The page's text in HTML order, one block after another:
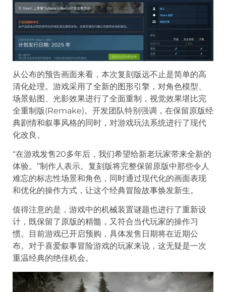
从公布的预告画面来看，本次复刻版远不止是简单的高
清化处理。游戏采用了全新的图形引擎，对角色模型、
场景贴图、光影效果进行了全面重制，视觉效果堪比完
全重制版(Remake)。开发团队特别强调，在保留原版经
典剧情和叙事风格的同时，对游戏玩法系统进行了现代
化改良。
“在游戏发售20多年后，我们希望给新老玩家带来全新的
体验。”制作人表示。复刻版将完整保留原版中那些令人
难忘的标志性场景和角色，同时通过现代化的画面表现
和优化的操作方式，让这个经典冒险故事焕发新生。
值得注意的是，游戏中的机械装置谜题也进行了重新设
计，既保留了原版的精髓，又符合当代玩家的操作习
惯。目前游戏已开启预购，具体发售日期将在近期公
布。对于喜爱叙事冒险游戏的玩家来说，这无疑是一次
重温经典的绝佳机会。